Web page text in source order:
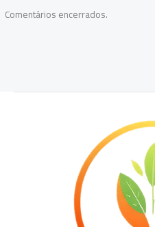
Comentários encerrados.